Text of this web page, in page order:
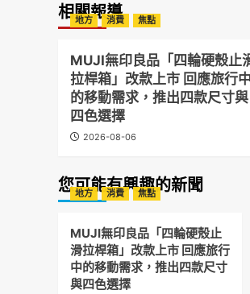
相關報導
地方 消費 焦點
MUJI無印良品「四輪硬殼止
拉桿箱」改款上市 回應旅行中
的移動需求，推出四款尺寸與
四色選擇
2026-08-06
您可能有興趣的新聞
地方 消費 焦點
MUJI無印良品「四輪硬殼止
滑拉桿箱」改款上市 回應旅行
中的移動需求，推出四款尺寸
與四色選擇